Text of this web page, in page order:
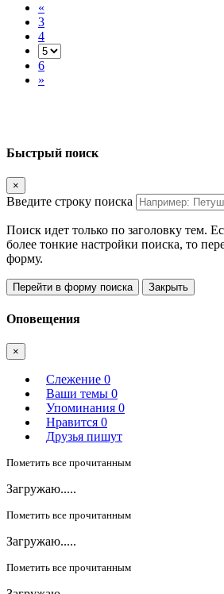
«
3
4
6
»
Быстрый поиск
×
Введите строку поиска
Поиск идет только по заголовку тем.
более тонкие настройки поиска, то
форму.
Перейти в форму поиска Закрыть
Оповещения
×
Слежение 0
Ваши темы 0
Упоминания 0
Нравится 0
Друзья пишут
Пометить все прочитанным
Загружаю.....
Пометить все прочитанным
Загружаю.....
Пометить все прочитанным